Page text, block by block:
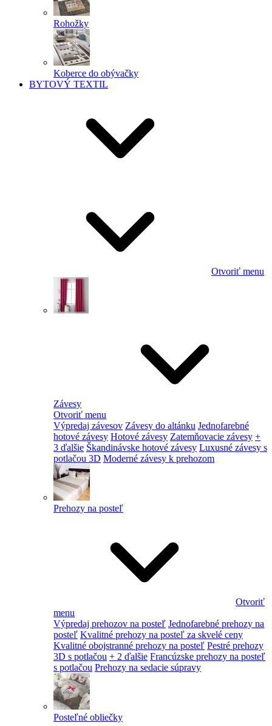
Rohožky
Koberce do obývačky
BYTOVÝ TEXTIL
Otvoriť menu
Závesy
Otvoriť menu
Výpredaj závesov Závesy do altánku Jednofarebné
hotové závesy Hotové závesy Zatemňovacie závesy +
3 ďalšie Škandinávske hotové závesy Luxusné závesy s
potlačou 3D Moderné závesy k prehozom
Prehozy na posteľ
Otvoriť
menu
Výpredaj prehozov na posteľ Jednofarebné prehozy na
posteľ Kvalitné prehozy na posteľ za skvelé ceny
Kvalitné obojstranné prehozy na posteľ Pestré prehozy
3D s potlačou + 2 ďalšie Francúzske prehozy na posteľ
s potlačou Prehozy na sedacie súpravy
Posteľné obliečky